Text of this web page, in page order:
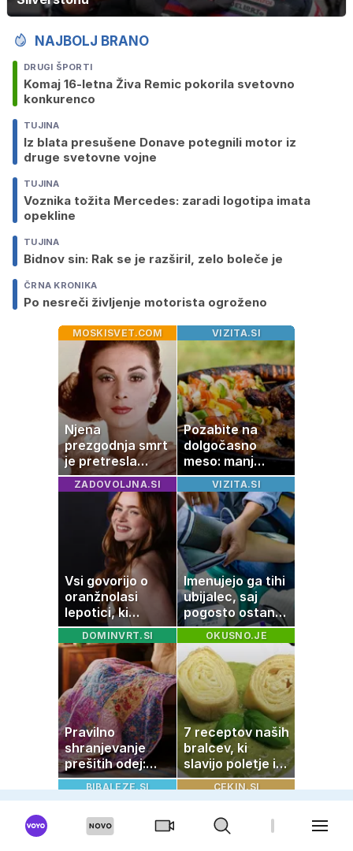
NAJBOLJ BRANO
DRUGI ŠPORTI
Komaj 16-letna Živa Remic pokorila svetovno
konkurenco
TUJINA
Iz blata presušene Donave potegnili motor iz
druge svetovne vojne
TUJINA
Voznika tožita Mercedes: zaradi logotipa imata
opekline
TUJINA
Bidnov sin: Rak se je razširil, zelo boleče je
ČRNA KRONIKA
Po nesreči življenje motorista ogroženo
MOSKISVET.COM
Njena
prezgodnja smrt
je pretresla
modni svet: za
slavo se je
skrivala
tragedija
VIZITA.SI
Pozabite na
dolgočasno
meso: manj
maščobe, več
svežine
ZADOVOLJNA.SI
Vsi govorijo o
oranžnolasi
lepotici, ki
navdušuje s
skrivnostno
vlogo
VIZITA.SI
Imenujejo ga tihi
ubijalec, saj
pogosto ostane
neopažen:
nenavadni
simptomi
visokega
holesterola
DOMINVRT.SI
Pravilno
shranjevanje
prešitih odej:
Kako ohraniti
OKUSNO.JE
7 receptov naših
bralcev, ki
slavijo poletje in
tradicijo
BIBALEZE.SI CEKIN.SI